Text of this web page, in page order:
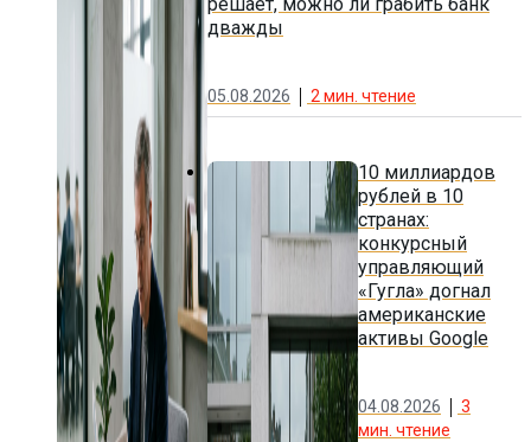
дважды
05.08.2026 2 мин. чтение
10 миллиардов
рублей в 10
странах:
конкурсный
управляющий
«Гугла» догнал
американские
активы Google
04.08.2026
3
мин. чтение